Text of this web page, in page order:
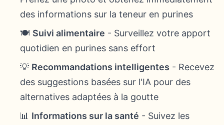
des informations sur la teneur en purines
🍽️ Suivi alimentaire - Surveillez votre apport
quotidien en purines sans effort
💡 Recommandations intelligentes - Recevez
des suggestions basées sur l'IA pour des
alternatives adaptées à la goutte
📊 Informations sur la santé - Suivez les